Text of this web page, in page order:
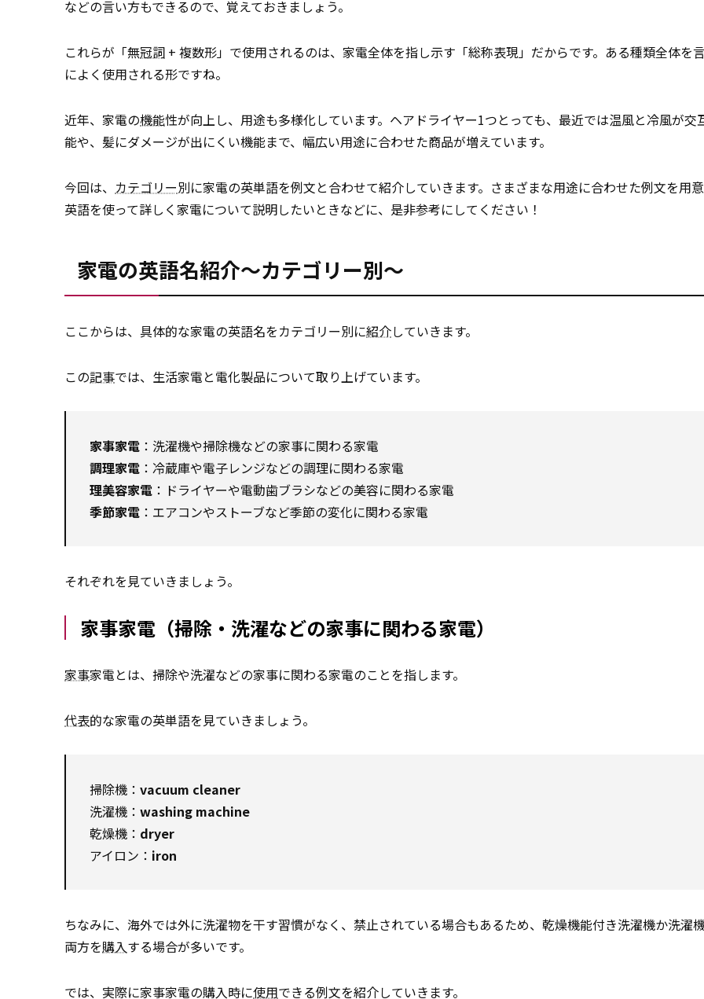
などの言い方もできるので、覚えておきましょう。
これらが「無冠詞 + 複数形」で使用されるのは、家電全体を指し示す「総称表現」だからです。ある種類全体を
によく使用される形ですね。
近年、家電の機能性が向上し、用途も多様化しています。ヘアドライヤー1つとっても、最近では温風と冷風が交
能や、髪にダメージが出にくい機能まで、幅広い用途に合わせた商品が増えています。
今回は、 カテゴリー別に家電の英単語を例文と合わせて紹介していきます。さまざまな用途に合わせた例文を用
英語を使って詳しく家電について説明したいときなどに、是非参考にしてください！
家電の英語名紹介～カテゴリー別～
ここからは、具体的な家電の英語名をカテゴリー別に紹介していきます。
この記事では、生活家電と電化製品について取り上げています。
家事家電 ：洗濯機や掃除機などの家事に関わる家電
調理家電 ：冷蔵庫や電子レンジなどの調理に関わる家電
理美容家電 ：ドライヤーや電動歯ブラシなどの美容に関わる家電
季節家電 ：エアコンやストーブなど季節の変化に関わる家電
それぞれを見ていきましょう。
家事家電（掃除・洗濯などの家事に関わる家電）
家事家電とは、掃除や洗濯などの家事に関わる家電のことを指します。
代表的な家電の英単語を見ていきましょう。
掃除機： vacuum cleaner
洗濯機： washing machine
乾燥機： dryer
アイロン： iron
ちなみに、海外では外に洗濯物を干す習慣がなく、禁止されている場合もあるため、乾燥機能付き洗濯機か洗濯
両方を購入する場合が多いです。
では、実際に家事家電の購入時に使用できる例文を紹介していきます。